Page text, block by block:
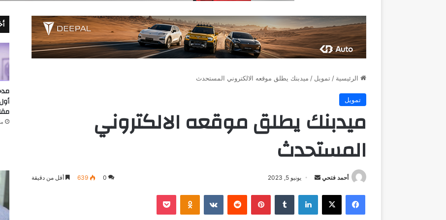
الرئيسية / تمويل / ميدبنك يطلق موقعه الالكتروني المستحدث
تمويل
ميدبنك يطلق موقعه الالكتروني
المستحدث
أحمد فتحي
أرسل
إلكترونيا
يونيو 5, 2023 0
639 أقل من دقيقة
فيسبوك ‫X لينكدإن بينتيريست Odnoklassniki
‫Pocket